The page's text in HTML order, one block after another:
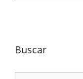
Buscar